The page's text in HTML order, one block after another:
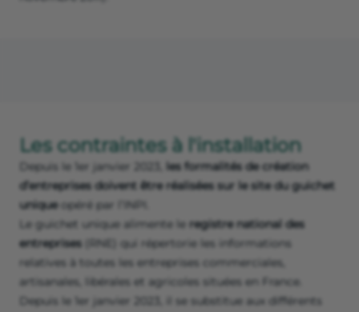
Les contraintes à l'installation
Depuis le 1er janvier 2023,
les formalités de création
d’entreprises doivent être réalisées sur le site du guichet
uniqueopéré par l’INPI.
Le guichet unique alimente le registre national des
entreprises
(RNE) qui répertorie les informations
relatives à toutes les entreprises commerciales,
artisanales, libérales et agricoles situées en France.
Depuis le 1er janvier 2023, il se substitue aux différents